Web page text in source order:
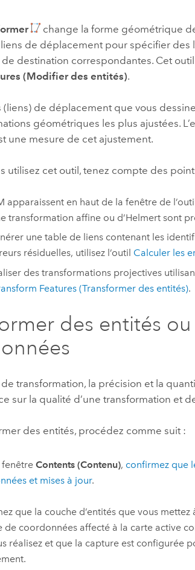
technologiques
Tous les
change la forme géométrique
de déplacement pour spécifier des
de destination correspondantes. Cet
(Modifier des entités).
(liens) de déplacement que vous
géométriques les plus ajustées.
une mesure de cet ajustement.
utilisez cet outil, tenez compte des
apparaissent en haut de la fenêtre de
transformation affine ou d’Helmert sont
une table de liens contenant les
résiduelles, utilisez l’outil Calculer les
des transformations projectives
Features (Transformer des entités).
des entités
transformation, la précision et la
sur la qualité d’une transformation et
des entités, procédez comme suit :
fenêtreContents (Contenu), confirmez que
et mises à jour.
que la couche d’entités que vous
de coordonnées affecté à la carte active
réalisez et que la capture est configurée